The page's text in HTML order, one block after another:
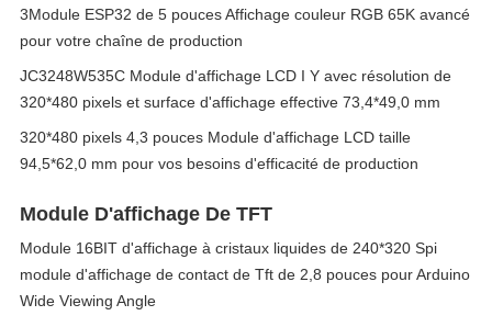
3Module ESP32 de 5 pouces Affichage couleur RGB 65K avancé
pour votre chaîne de production
JC3248W535C Module d'affichage LCD I Y avec résolution de
320*480 pixels et surface d'affichage effective 73,4*49,0 mm
320*480 pixels 4,3 pouces Module d'affichage LCD taille
94,5*62,0 mm pour vos besoins d'efficacité de production
Module D'affichage De TFT
Module 16BIT d'affichage à cristaux liquides de 240*320 Spi
module d'affichage de contact de Tft de 2,8 pouces pour Arduino
Wide Viewing Angle